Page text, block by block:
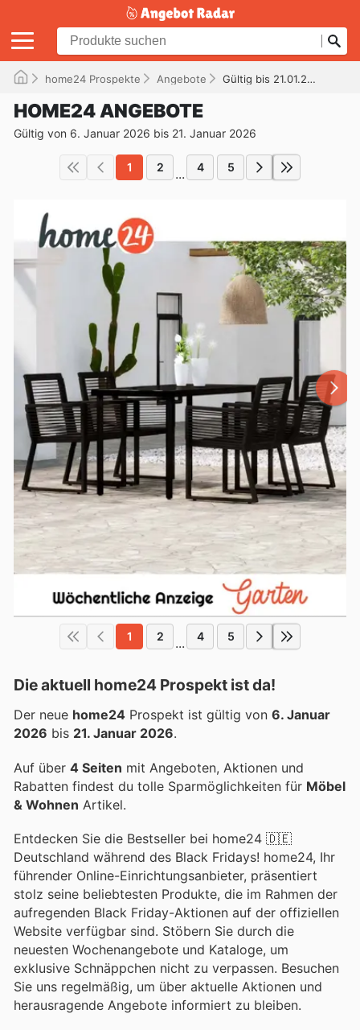
home24 Prospekte Angebote Gültig bis 21.01.2026
HOME24 ANGEBOTE
Gültig von 6. Januar 2026 bis 21. Januar 2026
1 2 ... 4 5
1 2 ... 4 5
Die aktuell home24 Prospekt ist da!
Der neue home24 Prospekt ist gültig von 6. Januar
2026 bis 21. Januar 2026.
Auf über 4 Seiten mit Angeboten, Aktionen und
Rabatten findest du tolle Sparmöglichkeiten für Möbel
& Wohnen Artikel.
Entdecken Sie die Bestseller bei home24 🇩🇪
Deutschland während des Black Fridays! home24, Ihr
führender Online-Einrichtungsanbieter, präsentiert
stolz seine beliebtesten Produkte, die im Rahmen der
aufregenden Black Friday-Aktionen auf der offiziellen
Website verfügbar sind. Stöbern Sie durch die
neuesten Wochenangebote und Kataloge, um
exklusive Schnäppchen nicht zu verpassen. Besuchen
Sie uns regelmäßig, um über aktuelle Aktionen und
herausragende Angebote informiert zu bleiben.